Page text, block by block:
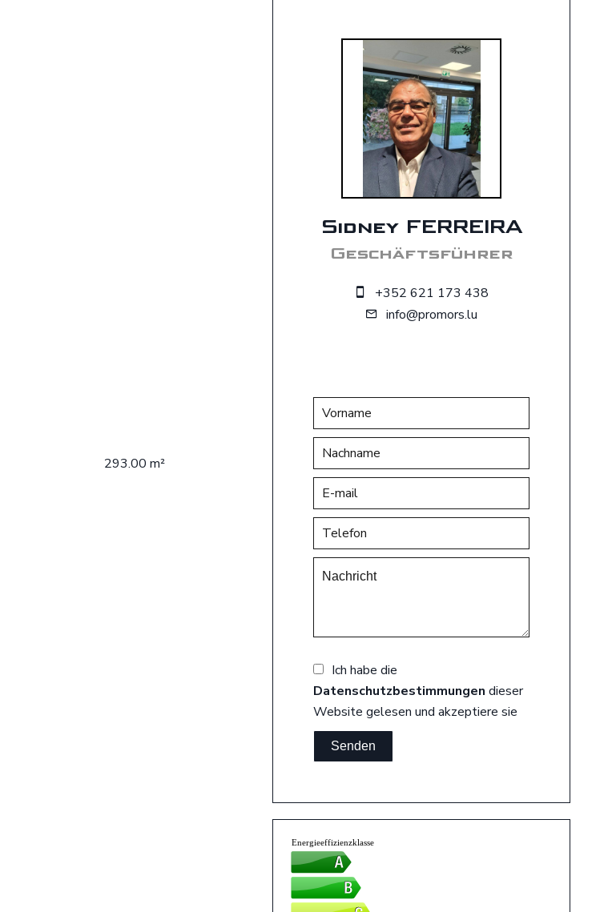
293.00 m²
Sidney FERREIRA
Geschäftsführer
+352 621 173 438
info@promors.lu
Ich habe die
Datenschutzbestimmungen dieser
Website gelesen und akzeptiere sie
Senden
Energieeffizienzklasse